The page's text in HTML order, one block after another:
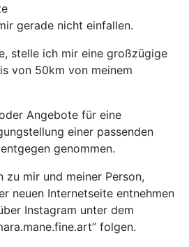
gerade nicht einfallen.
stelle ich mir eine großzügige
von 50km von meinem
Angebote für eine
einer passenden
genommen.
zu mir und meiner Person,
neuen Internetseite entnehmen
Instagram unter dem
folgen.